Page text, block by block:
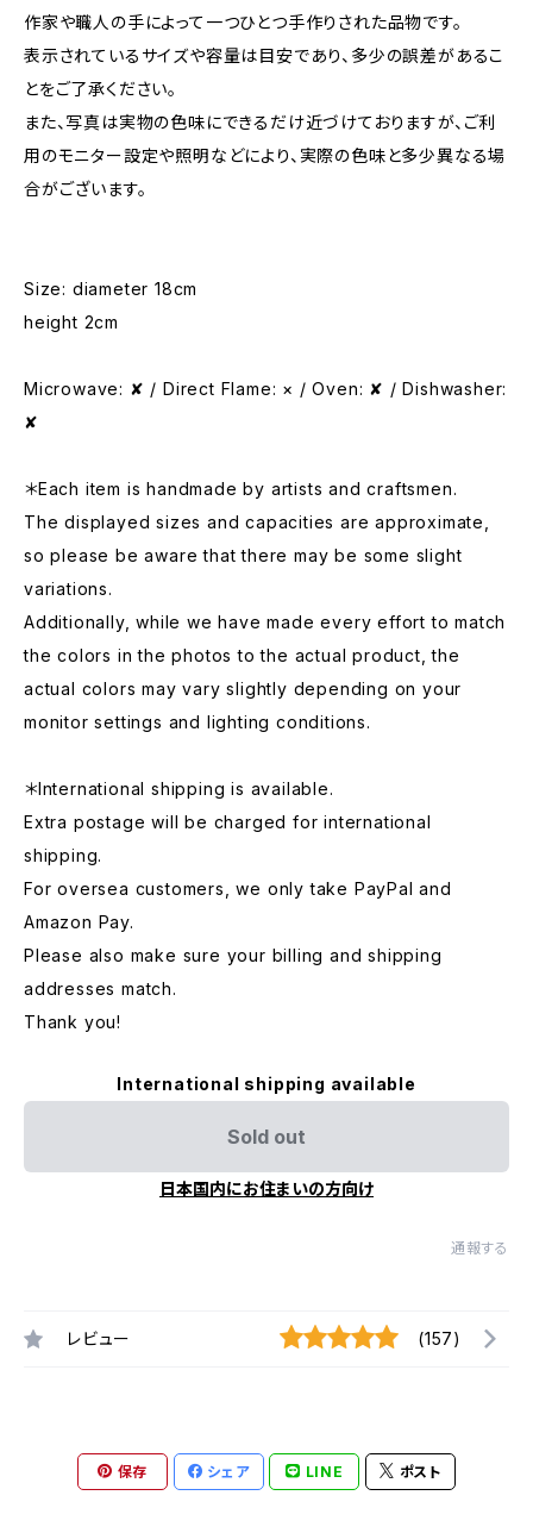
作家や職人の手によって一つひとつ手作りされた品物です。
表示されているサイズや容量は目安であり、多少の誤差があるこ
とをご了承ください。
また、写真は実物の色味にできるだけ近づけておりますが、ご利
用のモニター設定や照明などにより、実際の色味と多少異なる場
合がございます。
Size: diameter 18cm
height 2cm
Microwave: ✘ / Direct Flame: × / Oven: ✘ / Dishwasher:
✘
＊Each item is handmade by artists and craftsmen.
The displayed sizes and capacities are approximate,
so please be aware that there may be some slight
variations.
Additionally, while we have made every effort to match
the colors in the photos to the actual product, the
actual colors may vary slightly depending on your
monitor settings and lighting conditions.
＊International shipping is available.
Extra postage will be charged for international
shipping.
For oversea customers, we only take PayPal and
Amazon Pay.
Please also make sure your billing and shipping
addresses match.
Thank you!
International shipping available
Sold out
日本国内にお住まいの方向け
通報する
レビュー (157)
保存 シェア LINE ポスト